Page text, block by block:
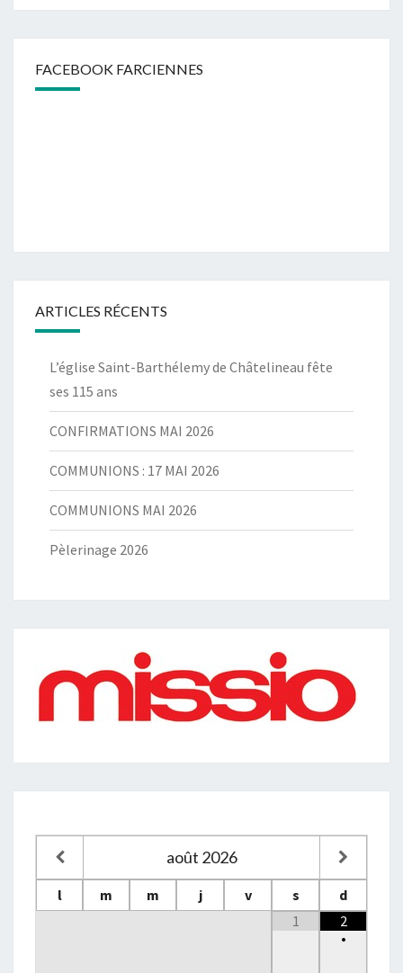
FACEBOOK FARCIENNES
ARTICLES RÉCENTS
L’église Saint-Barthélemy de Châtelineau fête
ses 115 ans
CONFIRMATIONS MAI 2026
COMMUNIONS : 17 MAI 2026
COMMUNIONS MAI 2026
Pèlerinage 2026
août 2026
l m m j v s
d
1
2
•